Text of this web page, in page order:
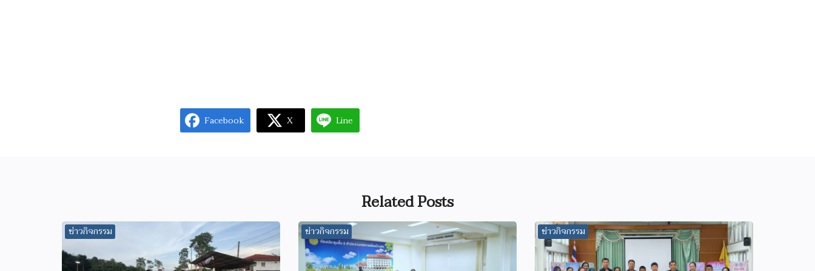
Facebook X Line
Related Posts
ข่าวกิจกรรม ข่าวกิจกรรม ข่าวกิจกรรม